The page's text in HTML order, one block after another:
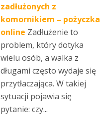
zadłużonych z
komornikiem – pożyczka
online Zadłużenie to
problem, który dotyka
wielu osób, a walka z
długami często wydaje się
przytłaczająca. W takiej
sytuacji pojawia się
pytanie: czy...